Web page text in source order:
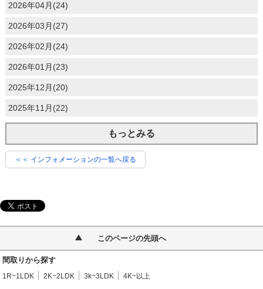
2026年04月(24)
2026年03月(27)
2026年02月(24)
2026年01月(23)
2025年12月(20)
2025年11月(22)
もっとみる
＜＜ インフォメーションの一覧へ戻る
このページの先頭へ
間取りから探す
1R~1LDK 2K~2LDK 3k~3LDK 4K~以上